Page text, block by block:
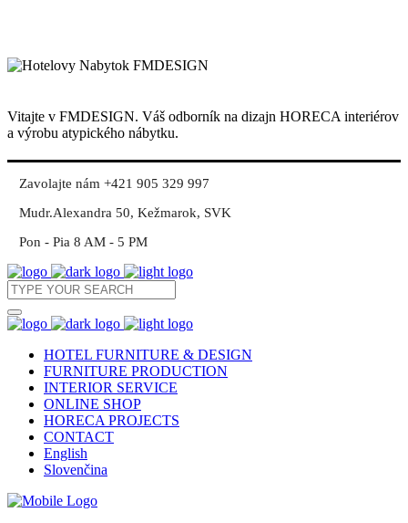
Vitajte v FMDESIGN. Váš odborník na dizajn HORECA interiérov
a výrobu atypického nábytku.
Zavolajte nám +421 905 329 997
Mudr.Alexandra 50, Kežmarok, SVK
Pon - Pia 8 AM - 5 PM
HOTEL FURNITURE & DESIGN
FURNITURE PRODUCTION
INTERIOR SERVICE
ONLINE SHOP
HORECA PROJECTS
CONTACT
English
Slovenčina